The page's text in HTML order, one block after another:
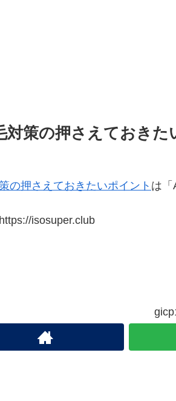
対策の押さえておきた
の押さえておきたいポイント は「
isosuper.club